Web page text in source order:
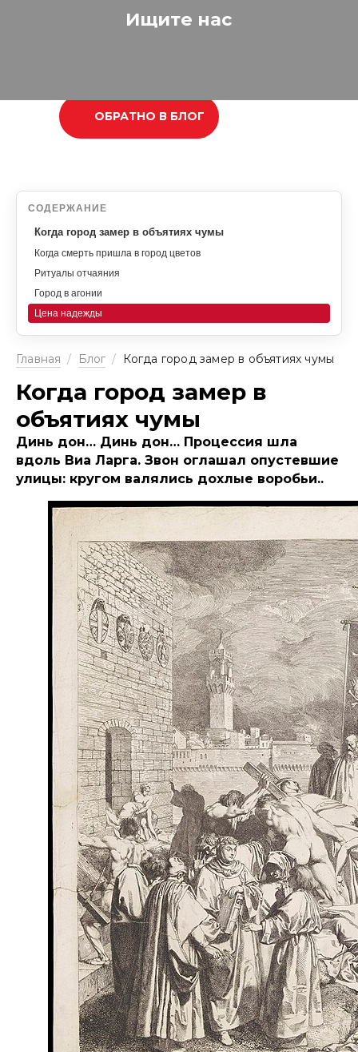
Ищите нас
ОБРАТНО В БЛОГ
СОДЕРЖАНИЕ
Когда город замер в объятиях чумы
Когда смерть пришла в город цветов
Ритуалы отчаяния
Город в агонии
Цена надежды
Главная / Блог / Когда город замер в объятиях чумы
Когда город замер в
объятиях чумы
Динь дон… Динь дон… Процессия шла
вдоль Виа Ларга. Звон оглашал опустевшие
улицы: кругом валялись дохлые воробьи..